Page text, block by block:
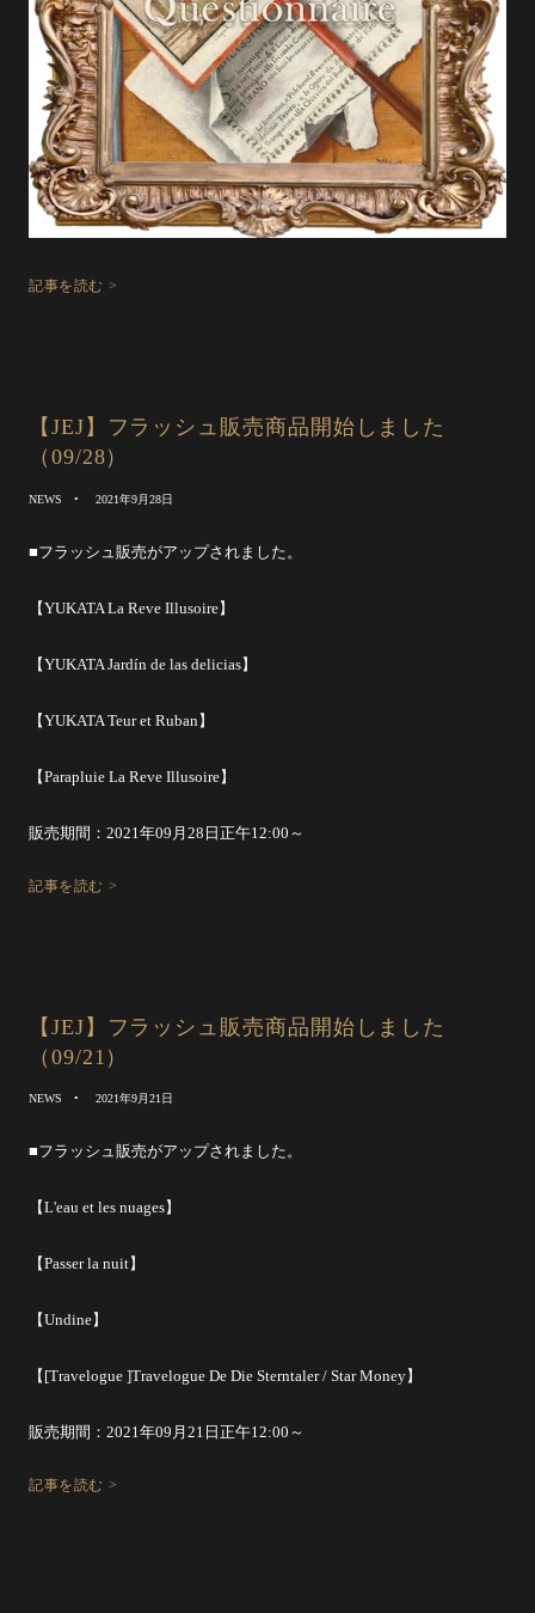
記事を読む >
【JEJ】フラッシュ販売商品開始しました
（09/28）
NEWS 2021年9月28日
■フラッシュ販売がアップされました。
【YUKATA La Reve Illusoire】
【YUKATA Jardín de las delicias】
【YUKATA Teur et Ruban】
【Parapluie La Reve Illusoire】
販売期間：2021年09月28日正午12:00～
記事を読む >
【JEJ】フラッシュ販売商品開始しました
（09/21）
NEWS 2021年9月21日
■フラッシュ販売がアップされました。
【L'eau et les nuages】
【Passer la nuit】
【Undine】
【[Travelogue ]Travelogue De Die Sterntaler / Star Money】
販売期間：2021年09月21日正午12:00～
記事を読む >